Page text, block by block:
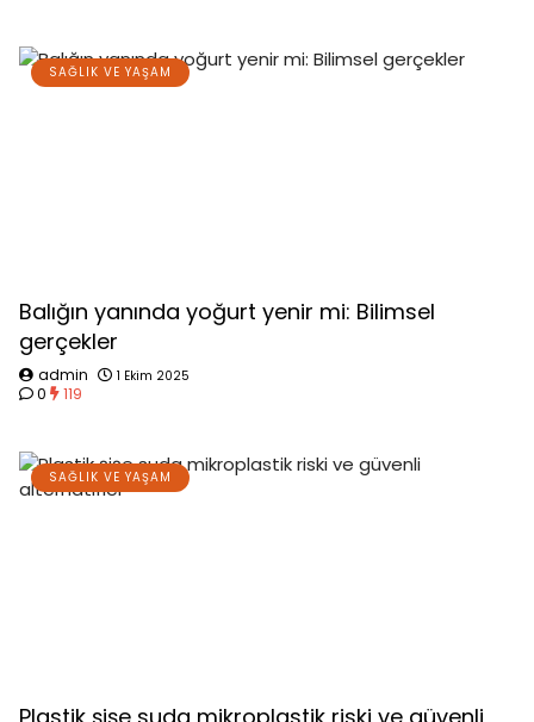
SAĞLIK VE YAŞAM
Balığın yanında yoğurt yenir mi: Bilimsel
gerçekler
admin 1 Ekim 2025
0 119
SAĞLIK VE YAŞAM